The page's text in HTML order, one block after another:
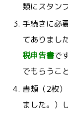
類にスタン
手続きに必
てありました
税申告書で
でもら
書類（2枚
ました。）